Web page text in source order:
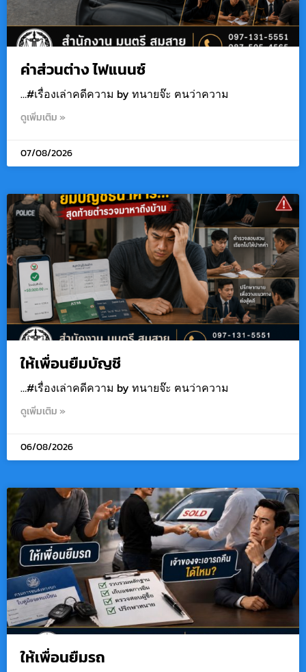
ค่าส่วนต่าง ไฟแนนซ์
…#เรื่องเล่าคดีความ by ทนายจ๊ะ ฅนว่าความ
ดูเพิ่มเติม »
07/08/2026
ให้เพื่อนยืมบัญชี
…#เรื่องเล่าคดีความ by ทนายจ๊ะ ฅนว่าความ
ดูเพิ่มเติม »
06/08/2026
ให้เพื่อนยืมรถ